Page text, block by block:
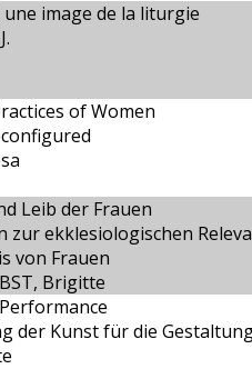
image de la liturgie
of Women
Leib der Frauen
zur ekklesiologischen
von Frauen
Brigitte
der Kunst für die